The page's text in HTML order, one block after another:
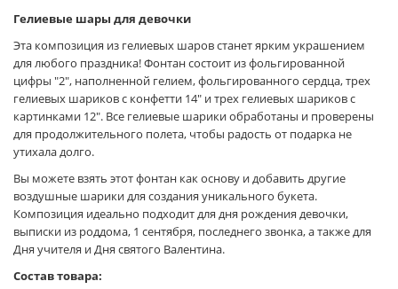
Гелиевые шары для девочки
Эта композиция из гелиевых шаров станет ярким украшением
для любого праздника! Фонтан состоит из фольгированной
цифры "2", наполненной гелием, фольгированного сердца, трех
гелиевых шариков с конфетти 14" и трех гелиевых шариков с
картинками 12". Все гелиевые шарики обработаны и проверены
для продолжительного полета, чтобы радость от подарка не
утихала долго.
Вы можете взять этот фонтан как основу и добавить другие
воздушные шарики для создания уникального букета.
Композиция идеально подходит для дня рождения девочки,
выписки из роддома, 1 сентября, последнего звонка, а также для
Дня учителя и Дня святого Валентина.
Состав товара: